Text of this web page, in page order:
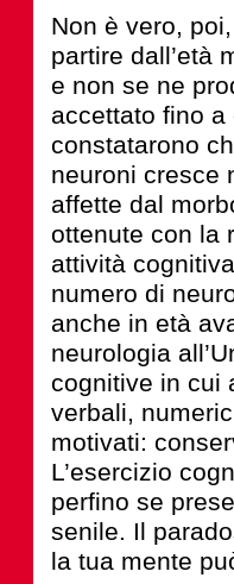
Non è vero,
partire dall’età
e non se ne
accettato fino
constatarono
neuroni cresce
affette dal
ottenute con la
attività
numero di
anche in età
neurologia
cognitive in cui
verbali,
motivati:
L’esercizio
perfino se
senile. Il
la tua mente